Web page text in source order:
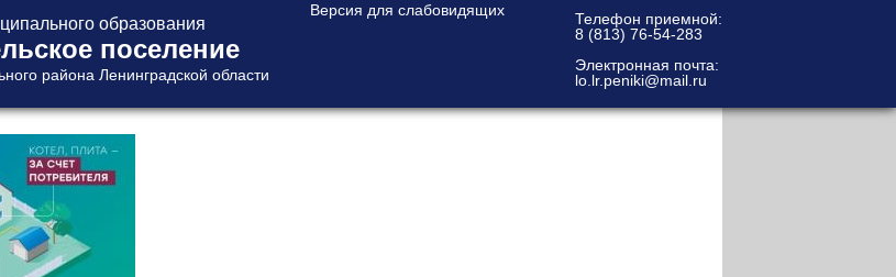
образования
поселение
района Ленинградской области
Телефон приемной:
8 (813) 76-54-283
Электронная почта:
lo.lr.peniki@mail.ru